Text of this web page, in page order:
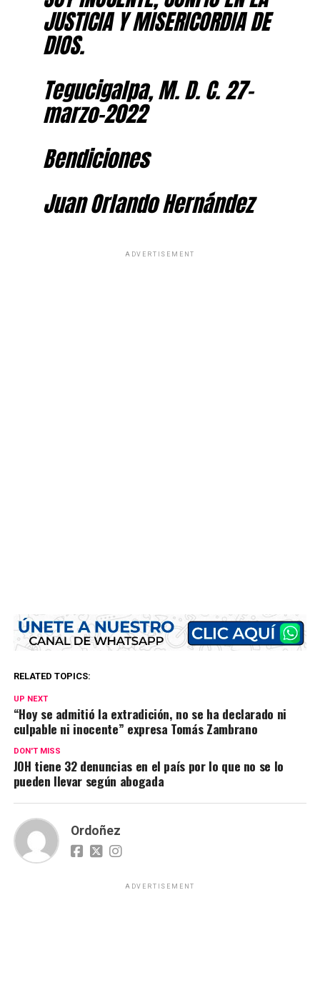
JUSTICIA Y MISERICORDIA DE
DIOS.
Tegucigalpa, M. D. C. 27-
marzo-2022
Bendiciones
Juan Orlando Hernández
ADVERTISEMENT
RELATED TOPICS:
UP NEXT
“Hoy se admitió la extradición, no se ha declarado ni
culpable ni inocente” expresa Tomás Zambrano
DON'T MISS
JOH tiene 32 denuncias en el país por lo que no se lo
pueden llevar según abogada
Ordoñez
ADVERTISEMENT